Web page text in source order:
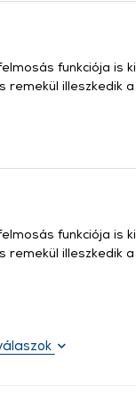
funkciója is
illeszkedik
funkciója is
illeszkedik